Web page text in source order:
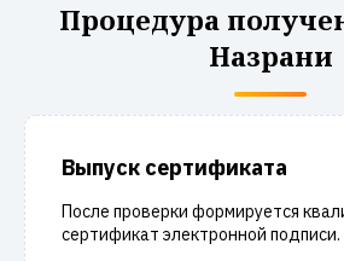
Процедура
Назрани
Выпуск сертификата
После проверки формируется
сертификат электронной подписи.